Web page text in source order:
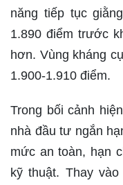
năng tiếp tục
1.890 điểm trước
hơn. Vùng kháng
1.900-1.910 điểm.
Trong bối cảnh
nhà đầu tư ngắn
mức an toàn, hạn
kỹ thuật. Thay